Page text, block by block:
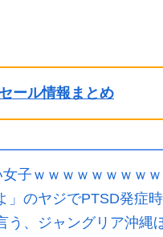
ール情報まとめ
子ｗｗｗｗｗｗｗｗ
」のヤジでPTSD発症
う、ジャングリア沖